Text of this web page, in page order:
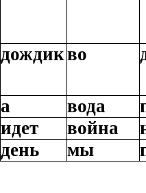
дождикво
а вода
идет война
день мы